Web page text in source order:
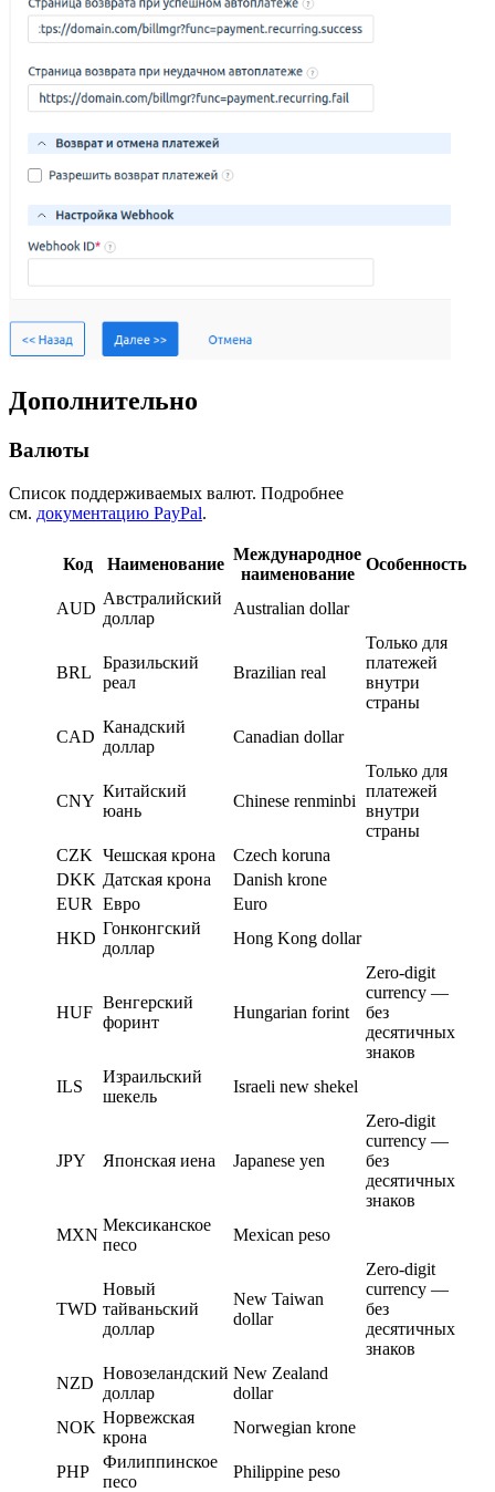
Дополнительно
Валюты
Список поддерживаемых валют. Подробнее
см. документацию PayPal.
Код Наименование
Международное
наименование
Особенность
AUD
Австралийский
доллар
Australian dollar
BRL
Бразильский
реал
Brazilian real
Только для
платежей
внутри
страны
CAD
Канадский
доллар
Canadian dollar
CNY
Китайский
юань
Chinese renminbi
Только для
платежей
внутри
страны
CZK Чешская крона
Czech koruna
DKK Датская крона
Danish krone
EUR
Евро
Euro
HKD
Гонконгский
доллар
Hong Kong dollar
HUF
Венгерский
форинт
Hungarian forint
Zero-digit
currency —
без
десятичных
знаков
ILS
Израильский
шекель
Israeli new shekel
JPY Японская иена Japanese yen
Zero-digit
currency —
без
десятичных
знаков
MXN
Мексиканское
песо
Mexican peso
TWD
Новый
тайваньский
доллар
New Taiwan
dollar
Zero-digit
currency —
без
десятичных
знаков
NZD
Новозеландский
доллар
New Zealand
dollar
NOK
Норвежская
крона
Norwegian krone
PHP
Филиппинское
песо
Philippine peso